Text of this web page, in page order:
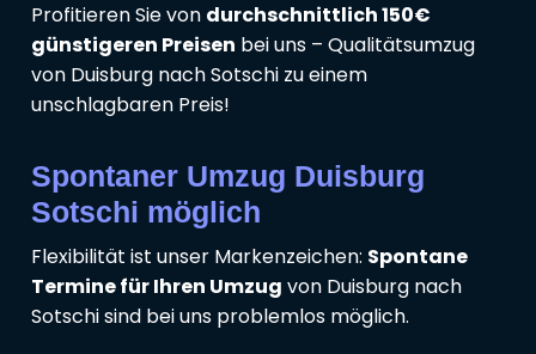
Profitieren Sie von durchschnittlich 150€
günstigeren Preisen bei uns – Qualitätsumzug
von Duisburg nach Sotschi zu einem
unschlagbaren Preis!
Spontaner Umzug Duisburg
Sotschi möglich
Flexibilität ist unser Markenzeichen: Spontane
Termine für Ihren Umzug von Duisburg nach
Sotschi sind bei uns problemlos möglich.